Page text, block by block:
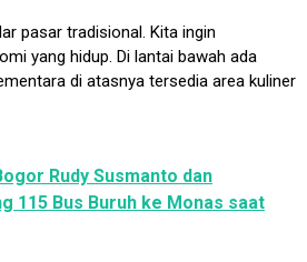
pasar tradisional. Kita ingin
yang hidup. Di lantai bawah ada
di atasnya tersedia area kuliner
Rudy Susmanto dan
115 Bus Buruh ke Monas saat